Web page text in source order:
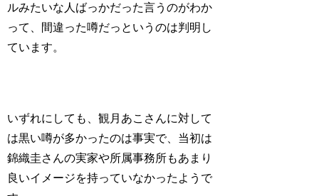
ルみたいな人ばっかだった言うのがわか
って、間違った噂だっというのは判明し
ています。
いずれにしても、観月あこさんに対して
は黒い噂が多かったのは事実で、当初は
錦織圭さんの実家や所属事務所もあまり
良いイメージを持っていなかったようで